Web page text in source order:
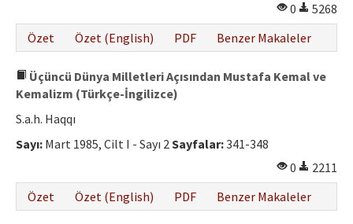
0
5268
Özet
Özet (English) PDF Benzer Makaleler
Üçüncü Dünya Milletleri Açısından Mustafa Kemal ve
Kemalizm (Türkçe-İngilizce)
S.a.h. Haqqı
Sayı: Mart 1985, Cilt I - Sayı 2Sayfalar:341-348
0
2211
Özet
Özet (English) PDF Benzer Makaleler